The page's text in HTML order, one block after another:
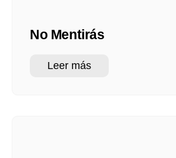
No Mentirás
Leer más